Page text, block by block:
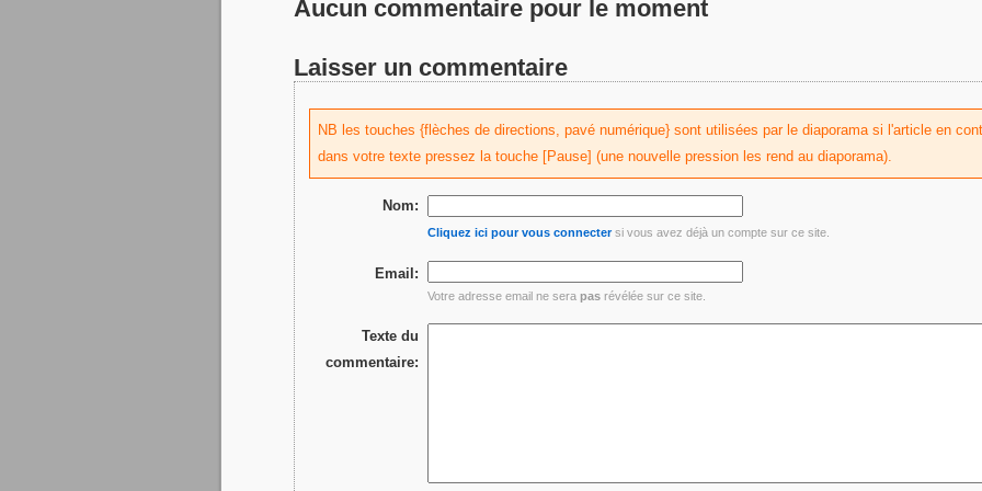
Aucun commentaire pour le moment
Laisser un commentaire
NB les touches {flèches de directions, pavé numérique} sont utilisées par le diaporama si l'article en
dans votre texte pressez la touche [Pause] (une nouvelle pression les rend au diaporama).
Nom:
Cliquez ici pour vous connectersi vous avez déjà un compte sur ce site.
Email:
Votre adresse email ne serapas révélée sur ce site.
Texte du
commentaire: